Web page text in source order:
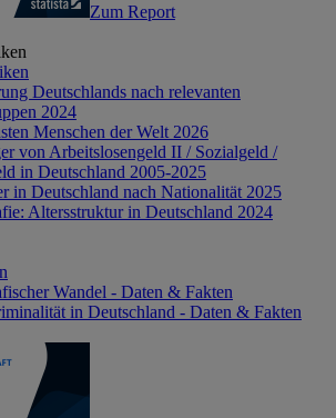
Zum Report
Deutschlands nach relevanten
2024
Menschen der Welt 2026
von Arbeitslosengeld II / Sozialgeld /
in Deutschland 2005-2025
in Deutschland nach Nationalität 2025
Altersstruktur in Deutschland 2024
Wandel - Daten & Fakten
in Deutschland - Daten & Fakten